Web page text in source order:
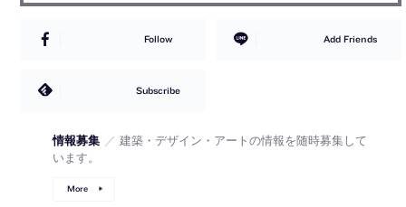
Follow Add Friends
Subscribe
情報募集 ／ 建築・デザイン・アートの情報を随時募集して
います。
More